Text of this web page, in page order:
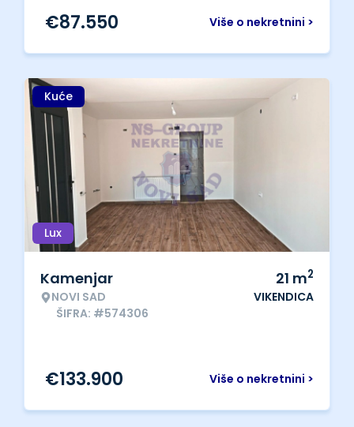
Više o nekretnini >
€87.550
Kuće
Lux
Kamenjar
NOVI SAD
ŠIFRA: #574306
21 m2
VIKENDICA
Više o nekretnini >
€133.900